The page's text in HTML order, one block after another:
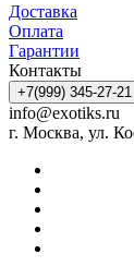
Доставка
Оплата
Гарантии
Контакты
+7(999) 345-27-21
info@exotiks.ru
г. Москва, ул.